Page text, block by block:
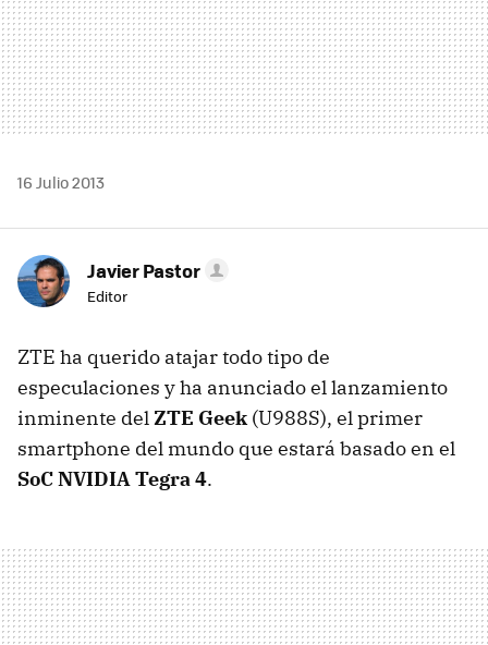
16 Julio 2013
Javier Pastor
Editor
ZTE ha querido atajar todo tipo de
especulaciones y ha anunciado el lanzamiento
inminente delZTE Geek(U988S), el primer
smartphone del mundo que estará basado en el
SoC NVIDIA Tegra 4.